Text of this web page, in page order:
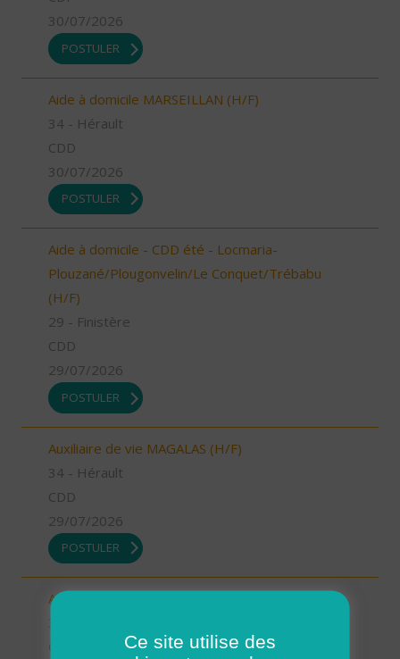
30/07/2026
POSTULER
Aide à domicile MARSEILLAN (H/F)
34 - Hérault
CDD
30/07/2026
POSTULER
Aide à domicile - CDD été - Locmaria-
Plouzané/Plougonvelin/Le Conquet/Trébabu
(H/F)
29 - Finistère
CDD
29/07/2026
POSTULER
Auxiliaire de vie MAGALAS (H/F)
34 - Hérault
CDD
29/07/2026
POSTULER
Aide à domicile BEZIERS (H/F)
Ce site utilise des